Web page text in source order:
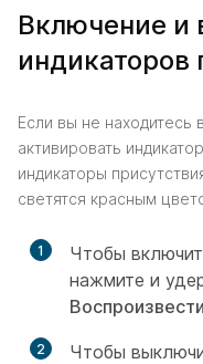
Включение и
индикаторов
Если вы не
активировать
индикаторы
светятся красным
1
Чтобы
нажмите и
Воспроизвести
2
Чтобы